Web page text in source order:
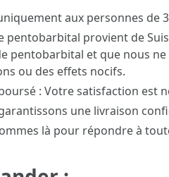
aux personnes de
pentobarbital provient de
pentobarbital et que nous
ou des effets nocifs.
: Votre satisfaction est
une livraison
là pour répondre à